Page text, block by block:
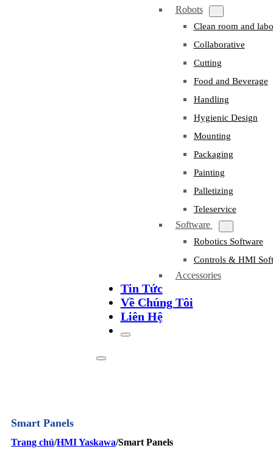
Robots
Clean room and
Collaborative
Cutting
Food and Beverage
Handling
Hygienic Design
Mounting
Packaging
Painting
Palletizing
Teleservice
Software
Robotics Software
Controls & HMI
Accessories
Tin Tức
Về Chúng Tôi
Liên Hệ
Smart Panels
Trang chủ/HMI Yaskawa/Smart Panels